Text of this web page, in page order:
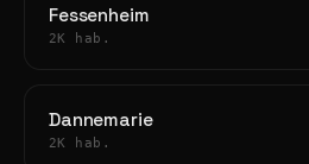
Fessenheim
2K hab.
Dannemarie
2K hab.